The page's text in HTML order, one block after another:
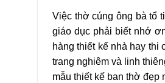
Việc thờ cúng ông bà tổ
giáo dục phải biết nhớ
hàng thiết kế nhà hay thi
trang nghiêm và linh
mẫu thiết kế ban thờ đẹp